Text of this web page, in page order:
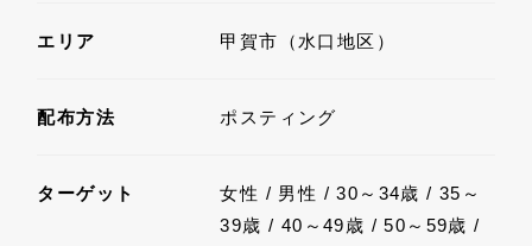
エリア 甲賀市（水口地区）
配布方法 ポスティング
ターゲット
女性 / 男性 / 30～34歳 / 35～
39歳 / 40～49歳 / 50～59歳 /